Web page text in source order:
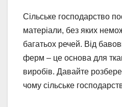
Сільське господарство
матеріали, без яких
багатьох речей. Від
ферм – це основа для
виробів. Давайте
чому сільське